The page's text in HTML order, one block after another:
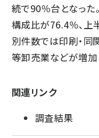
続で90％台となっ
構成比が76.4％、上
別件数では印刷・同
等卸売業などが増加
関連リンク
調査結果